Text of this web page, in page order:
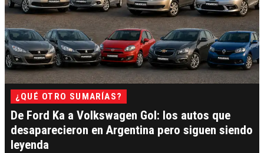
¿QUÉ OTRO SUMARÍAS?
De Ford Ka a Volkswagen Gol: los autos que
desaparecieron en Argentina pero siguen siendo
leyenda